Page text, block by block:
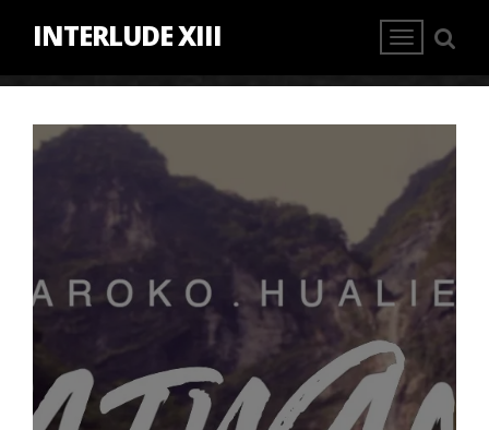
INTERLUDE XIII